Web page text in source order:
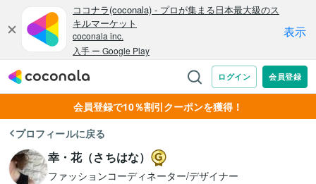
会員登録で10％割引クーポンを獲得！
プロフィールに戻る
幸・花（さちはな）
ファッションコーディネーター/デザイナー